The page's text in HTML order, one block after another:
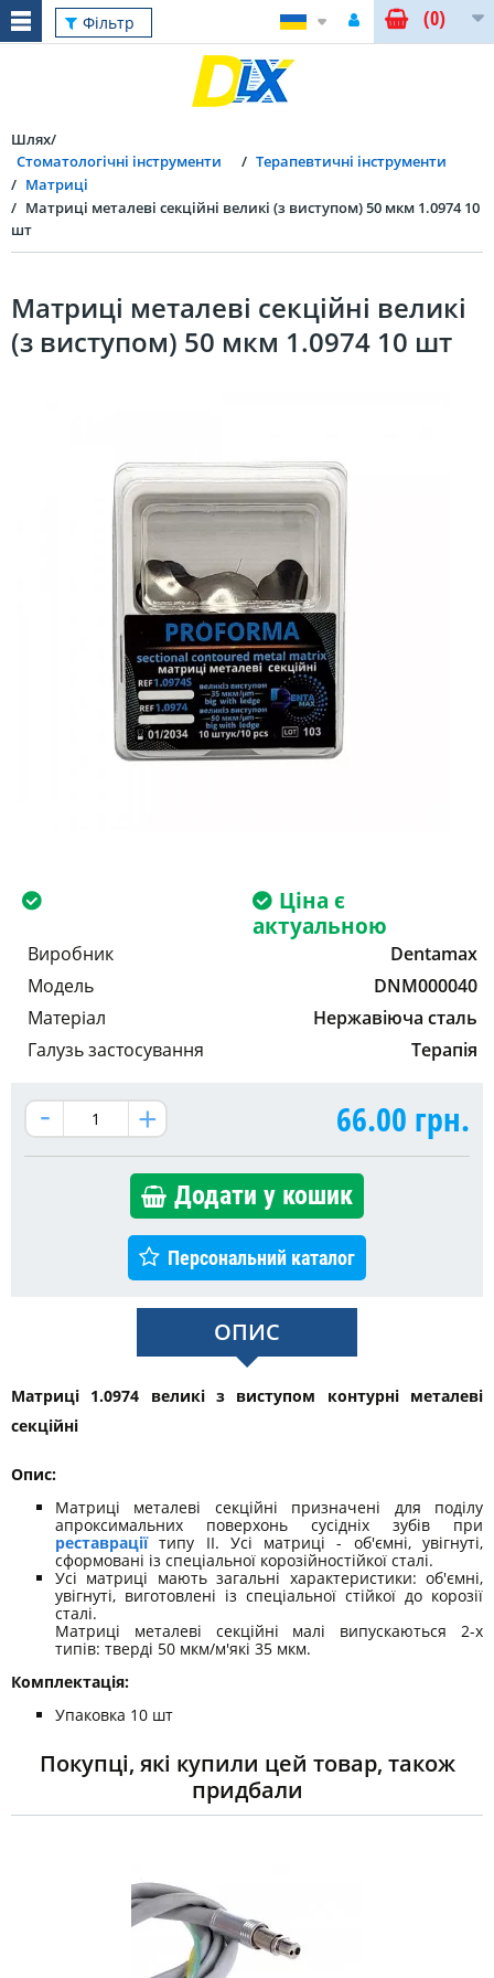
Фільтр (0)
Шлях
Стоматологічні інструменти
Терапевтичні інструменти
Матриці
Матриці металеві секційні великі (з виступом) 50 мкм 1.0974 10
шт
Матриці металеві секційні великі
(з виступом) 50 мкм 1.0974 10 шт
Ціна є
актуальною
Виробник
Dentamax
Модель
DNM000040
Матеріал
Нержавіюча сталь
Галузь застосування
Терапія
66.00 грн.
Додати у кошик
Персональний каталог
ОПИС
Матриці 1.0974 великі з виступом контурні металеві
секційні
Опис:
Матриці металеві секційні призначені для поділу
апроксимальних поверхонь сусідніх зубів при
реставраціїтипу II. Усі матриці - об'ємні, увігнуті,
сформовані із спеціальної корозійностійкої сталі.
Усі матриці мають загальні характеристики: об'ємні,
увігнуті, виготовлені із спеціальної стійкої до корозії
сталі.
Матриці металеві секційні малі випускаються 2-х
типів: тверді 50 мкм/м'які 35 мкм.
Комплектація:
Упаковка 10 шт
Покупці, які купили цей товар, також
придбали